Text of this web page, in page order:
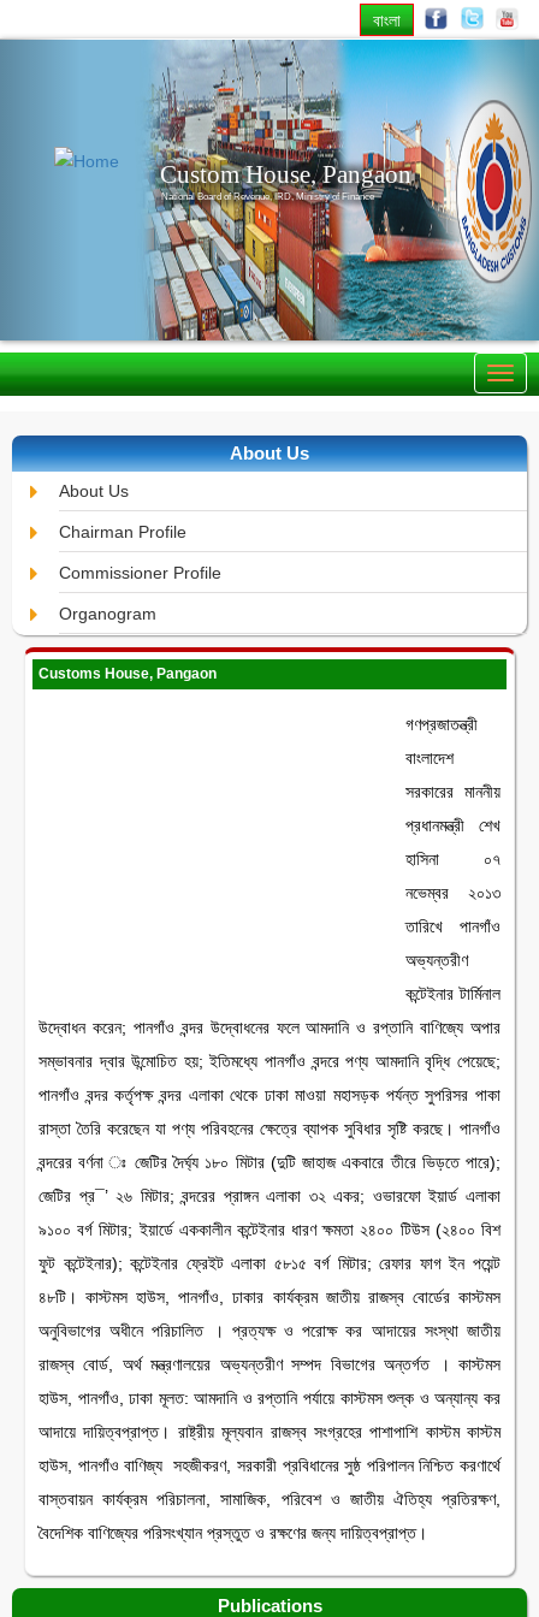
বাংলা
Custom House, Pangaon
National Board of Revenue, IRD, Ministry of Finance
About Us
About Us
Chairman Profile
Commissioner Profile
Organogram
Customs House, Pangaon
গণপ্রজাতন্ত্রী
বাংলাদেশ
সরকারের মাননীয়
প্রধানমন্ত্রী শেখ
হাসিনা ০৭
নভেম্বর ২০১৩
তারিখে পানগাঁও
অভ্যন্তরীণ
কন্টেইনার টার্মিনাল
উদ্বোধন করেন; পানগাঁও বন্দর উদ্বোধনের ফলে আমদানি ও রপ্তানি বাণিজ্যে অপার
সম্ভাবনার দ্বার উন্মোচিত হয়; ইতিমধ্যে পানগাঁও বন্দরে পণ্য আমদানি বৃদ্ধি পেয়েছে;
পানগাঁও বন্দর কর্তৃপক্ষ বন্দর এলাকা থেকে ঢাকা মাওয়া মহাসড়ক পর্যন্ত সুপরিসর পাকা
রাস্তা তৈরি করেছেন যা পণ্য পরিবহনের ক্ষেত্রে ব্যাপক সুবিধার সৃষ্টি করছে। পানগাঁও
বন্দরের বর্ণনা ঃ জেটির দৈর্ঘ্য ১৮০ মিটার (দুটি জাহাজ একবারে তীরে ভিড়তে পারে);
জেটির প্র¯’ ২৬ মিটার; বন্দরের প্রাঙ্গন এলাকা ৩২ একর; ওভারফো ইয়ার্ড এলাকা
৯১০০ বর্গ মিটার; ইয়ার্ডে এককালীন কন্টেইনার ধারণ ক্ষমতা ২৪০০ টিউস (২৪০০ বিশ
ফুট কন্টেইনার); কন্টেইনার ফ্রেইট এলাকা ৫৮১৫ বর্গ মিটার; রেফার ফাগ ইন পয়েন্ট
৪৮টি। কাস্টমস হাউস, পানগাঁও, ঢাকার কার্যক্রম জাতীয় রাজস্ব বোর্ডের কাস্টমস
অনুবিভাগের অধীনে পরিচালিত । প্রত্যক্ষ ও পরোক্ষ কর আদায়ের সংস্থা জাতীয়
রাজস্ব বোর্ড, অর্থ মন্ত্রণালয়ের অভ্যন্তরীণ সম্পদ বিভাগের অন্তর্গত । কাস্টমস
হাউস, পানগাঁও, ঢাকা মূলত: আমদানি ও রপ্তানি পর্যায়ে কাস্টমস শুল্ক ও অন্যান্য কর
আদায়ে দায়িত্বপ্রাপ্ত। রাষ্ট্রীয় মূল্যবান রাজস্ব সংগ্রহের পাশাপাশি কাস্টম কাস্টম
হাউস, পানগাঁও বাণিজ্য সহজীকরণ, সরকারী প্রবিধানের সুষ্ঠ পরিপালন নিশ্চিত করণার্থে
বাস্তবায়ন কার্যক্রম পরিচালনা, সামাজিক, পরিবেশ ও জাতীয় ঐতিহ্য প্রতিরক্ষণ,
বৈদেশিক বাণিজ্যের পরিসংখ্যান প্রস্তুত ও রক্ষণের জন্য দায়িত্বপ্রাপ্ত।
Publications